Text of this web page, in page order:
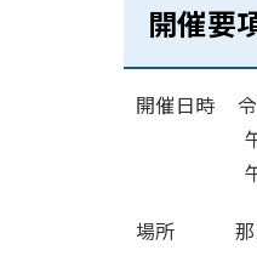
開催要
開催日時 令
午前の
午後の
場所 那珂